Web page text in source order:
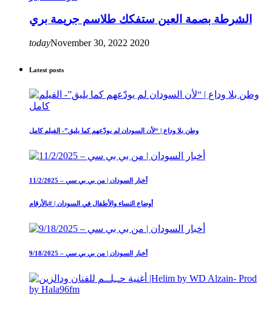
الشرطة بصمة العين ستفكك طلاسم جريمة بري
todayNovember 30, 2022 2020
Latest posts
وطن بلا وداع | “لأن السودان لم يودّعهم كما يليق”- الفيلم كامل
أخبار السودان | من بي بي سي – 11/2/2025
أوضاع النساء والأطفال في السودان | #بالأرقام
أخبار السودان | من بي بي سي – 9/18/2025